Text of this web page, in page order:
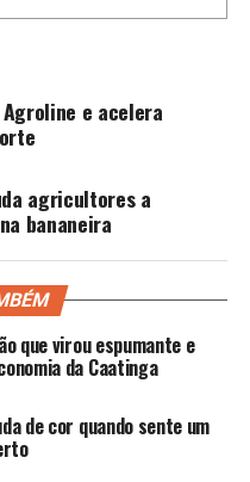
e acelera
agricultores a
bananeira
que virou espumante e
da Caatinga
de cor quando sente um